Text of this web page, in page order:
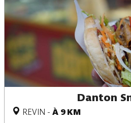
Danton
REVIN - À 9 KM